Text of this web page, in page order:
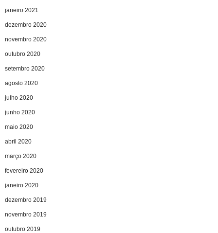
janeiro 2021
dezembro 2020
novembro 2020
outubro 2020
setembro 2020
agosto 2020
julho 2020
junho 2020
maio 2020
abril 2020
março 2020
fevereiro 2020
janeiro 2020
dezembro 2019
novembro 2019
outubro 2019